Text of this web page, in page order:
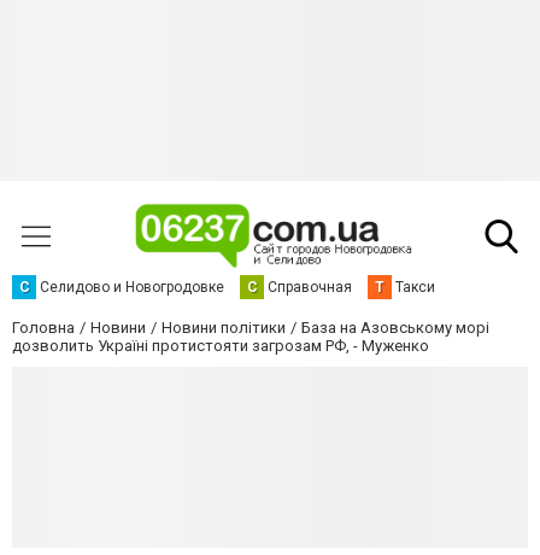
С Селидово и Новогродовке С Справочная Т Такси
Головна Новини Новини політики
База на Азовському морі
дозволить Україні протистояти загрозам РФ, - Муженко